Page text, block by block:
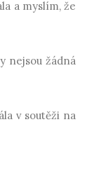
a myslím, že
nejsou žádná
v soutěži na